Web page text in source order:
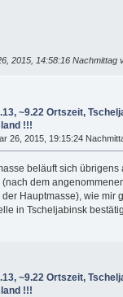
2015, 14:58:16 Nachmittag
~9.22 Ortszeit,
!!!
26, 2015, 19:15:24
beläuft sich übrigens
(nach dem
Hauptmasse), wie mir
in Tscheljabinsk
~9.22 Ortszeit,
!!!